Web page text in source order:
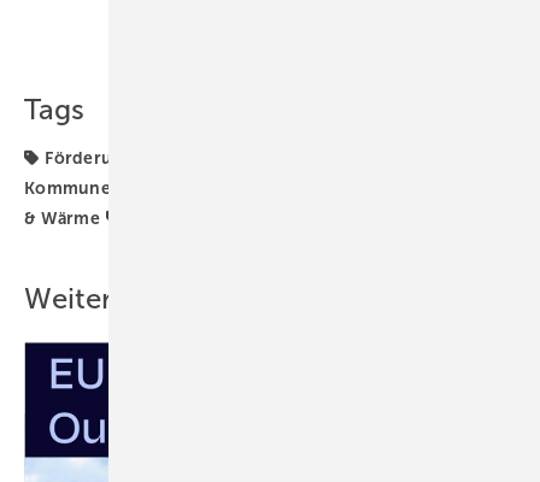
Tags
Förderung
Kommune
& Wärme
Weitere Inhalte